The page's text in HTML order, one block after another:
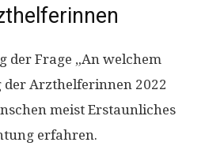
der Frage „An welchem
der Arzthelferinnen 2022
meist Erstaunliches
erfahren.